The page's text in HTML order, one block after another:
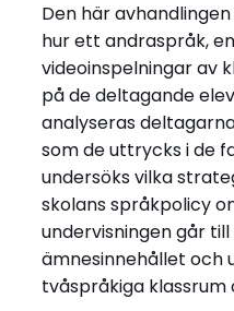
Disputerat vid
Linköpings
Institution
Institutionen för
Den här
hur ett andraspråk,
videoinspelningar av
på de deltagande
analyseras
som de uttrycks i de
undersöks vilka
skolans språkpolicy
undervisningen går
ämnesinnehållet och
tvåspråkiga